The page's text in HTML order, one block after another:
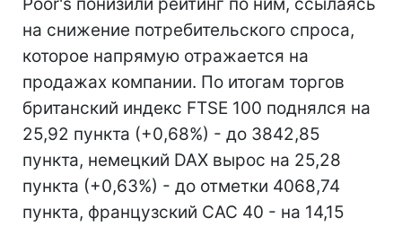
на снижение потребительского спроса,
которое напрямую отражается на
продажах компании. По итогам торгов
британский индекс FTSE 100 поднялся на
25,92 пункта (+0,68%) - до 3842,85
пункта, немецкий DAX вырос на 25,28
пункта (+0,63%) - до отметки 4068,74
пункта, французский CAC 40 - на 14,15